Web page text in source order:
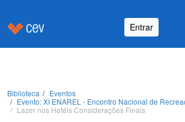
Entrar
Biblioteca
Eventos
Evento: XI ENAREL - Encontro Nacional de
Lazer nos Hotéis Considerações Finais